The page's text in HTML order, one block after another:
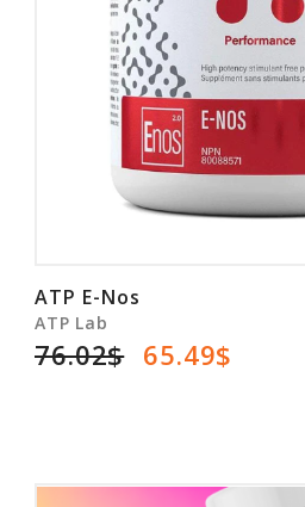
ATP E-Nos
ATP Lab
76.02$ 65.49$